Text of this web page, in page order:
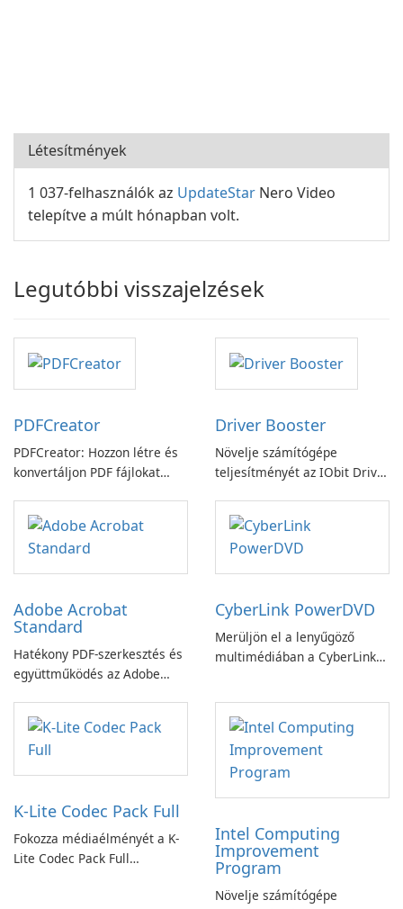
Létesítmények
1 037-felhasználók az UpdateStar Nero Video
telepítve a múlt hónapban volt.
Legutóbbi visszajelzések
PDFCreator
PDFCreator: Hozzon létre és
konvertáljon PDF fájlokat
Driver Booster
Növelje számítógépe
teljesítményét az IObit Driver
Adobe Acrobat
Standard
Hatékony PDF-szerkesztés és
együttműködés az Adobe
alkalmazással.
CyberLink PowerDVD
Merüljön el a lenyűgöző
multimédiában a CyberLink
K-Lite Codec Pack Full
Fokozza médiaélményét a K-
Lite Codec Pack Full
Intel Computing
Improvement
Program
Növelje számítógépe